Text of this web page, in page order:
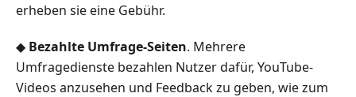
erheben sie eine Gebühr.
◆ Bezahlte Umfrage-Seiten. Mehrere
Umfragedienste bezahlen Nutzer dafür, YouTube-
Videos anzusehen und Feedback zu geben, wie zum